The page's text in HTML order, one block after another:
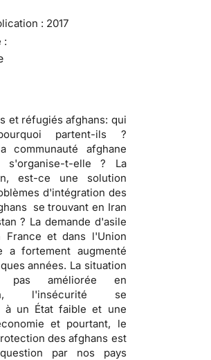
: 2017
:
et réfugiés afghans: qui
partent-ils ?
communauté afghane
s'organise-t-elle ? La
est-ce une solution
d'intégration des
se trouvant en Iran
? La demande d'asile
France et dans l'Union
a fortement augmenté
années. La situation
améliorée en
l'insécurité se
à un État faible et une
et pourtant, le
des afghans est
par nos pays